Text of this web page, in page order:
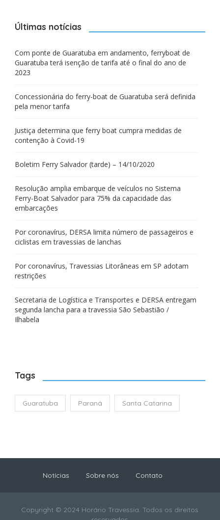
Últimas notícias
Com ponte de Guaratuba em andamento, ferryboat de
Guaratuba terá isenção de tarifa até o final do ano de
2023
Concessionária do ferry-boat de Guaratuba será definida
pela menor tarifa
Justiça determina que ferry boat cumpra medidas de
contenção à Covid-19
Boletim Ferry Salvador (tarde) – 14/10/2020
Resolução amplia embarque de veículos no Sistema
Ferry-Boat Salvador para 75% da capacidade das
embarcações
Por coronavírus, DERSA limita número de passageiros e
ciclistas em travessias de lanchas
Por coronavírus, Travessias Litorâneas em SP adotam
restrições
Secretaria de Logística e Transportes e DERSA entregam
segunda lancha para a travessia São Sebastião /
Ilhabela
Tags
Guaratuba Paraná Santa Catarina
Notícias Sobre nós Contato
Copyright © 2024 Horário Travessia. Todos os direitos